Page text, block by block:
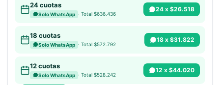
24 cuotas
Solo WhatsApp · Total $636.436
24 x $26.518
18 cuotas
Solo WhatsApp · Total $572.792
18 x $31.822
12 cuotas
Solo WhatsApp · Total $528.242
12 x $44.020